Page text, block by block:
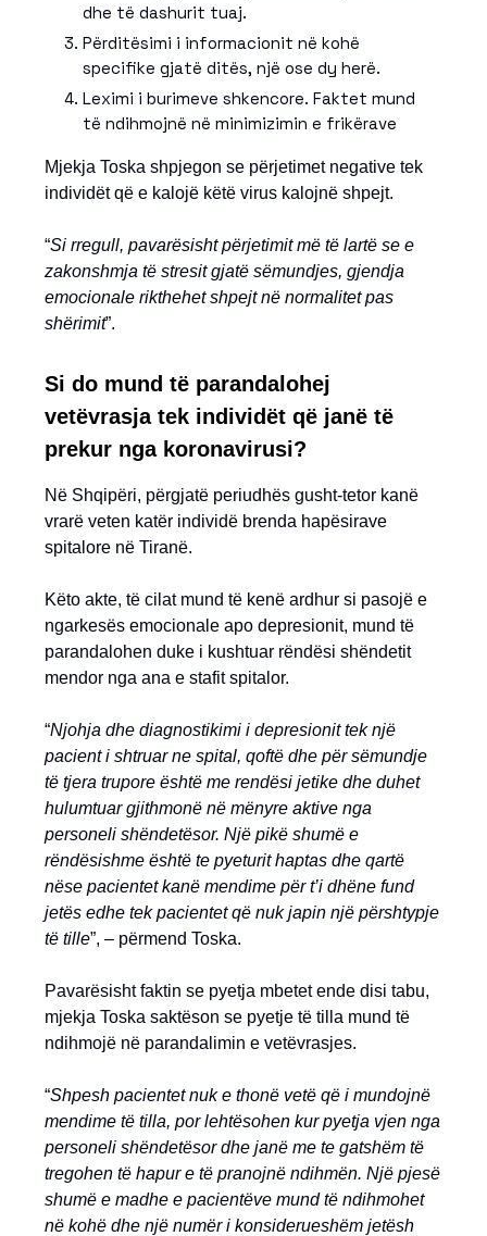
dhe të dashurit tuaj.
Përditësimi i informacionit në kohë
specifike gjatë ditës, një ose dy herë.
Leximi i burimeve shkencore. Faktet mund
të ndihmojnë në minimizimin e frikërave
Mjekja Toska shpjegon se përjetimet negative tek
individët që e kalojë këtë virus kalojnë shpejt.
“Si rregull, pavarësisht përjetimit më të lartë se e
zakonshmja të stresit gjatë sëmundjes, gjendja
emocionale rikthehet shpejt në normalitet pas
shërimit”.
Si do mund të parandalohej
vetëvrasja tek individët që janë të
prekur nga koronavirusi?
Në Shqipëri, përgjatë periudhës gusht-tetor kanë
vrarë veten katër individë brenda hapësirave
spitalore në Tiranë.
Këto akte, të cilat mund të kenë ardhur si pasojë e
ngarkesës emocionale apo depresionit, mund të
parandalohen duke i kushtuar rëndësi shëndetit
mendor nga ana e stafit spitalor.
“Njohja dhe diagnostikimi i depresionit tek një
pacient i shtruar ne spital, qoftë dhe për sëmundje
të tjera trupore është me rendësi jetike dhe duhet
hulumtuar gjithmonë në mënyre aktive nga
personeli shëndetësor. Një pikë shumë e
rëndësishme është te pyeturit haptas dhe qartë
nëse pacientet kanë mendime për t’i dhëne fund
jetës edhe tek pacientet që nuk japin një përshtypje
të tille”, – përmend Toska.
Pavarësisht faktin se pyetja mbetet ende disi tabu,
mjekja Toska saktëson se pyetje të tilla mund të
ndihmojë në parandalimin e vetëvrasjes.
“Shpesh pacientet nuk e thonë vetë që i mundojnë
mendime të tilla, por lehtësohen kur pyetja vjen nga
personeli shëndetësor dhe janë me te gatshëm të
tregohen të hapur e të pranojnë ndihmën. Një pjesë
shumë e madhe e pacientëve mund të ndihmohet
në kohë dhe një numër i konsiderueshëm jetësh